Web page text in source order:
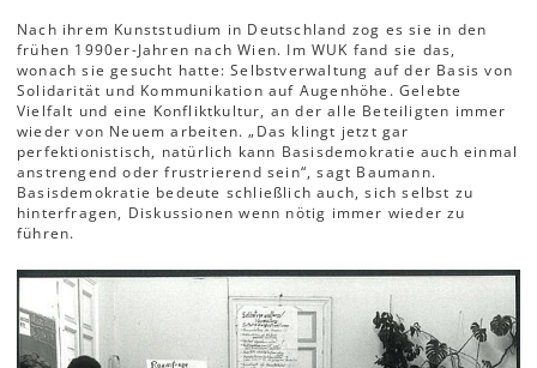
Nach ihrem Kunststudium in Deutschland zog es sie in den
frühen 1990er-Jahren nach Wien. Im WUK fand sie das,
wonach sie gesucht hatte: Selbstverwaltung auf der Basis von
Solidarität und Kommunikation auf Augenhöhe. Gelebte
Vielfalt und eine Konfliktkultur, an der alle Beteiligten immer
wieder von Neuem arbeiten. „Das klingt jetzt gar
perfektionistisch, natürlich kann Basisdemokratie auch einmal
anstrengend oder frustrierend sein“, sagt Baumann.
Basisdemokratie bedeute schließlich auch, sich selbst zu
hinterfragen, Diskussionen wenn nötig immer wieder zu
führen.